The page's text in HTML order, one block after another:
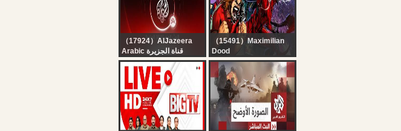
Reporter
（17924）AlJazeera
Arabic قناة الجزيرة
البث الحي لقناة الجزيرة |
التغطية مستمرة
（15491）Maximilian
Dood
TOKON - PS5 VERSION
IS GREAT...WTF